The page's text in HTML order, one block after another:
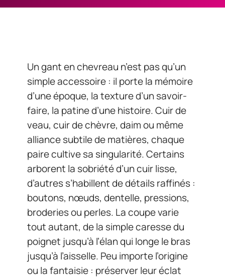
Un gant en chevreau n’est pas qu’un
simple accessoire : il porte la mémoire
d’une époque, la texture d’un savoir-
faire, la patine d’une histoire. Cuir de
veau, cuir de chèvre, daim ou même
alliance subtile de matières, chaque
paire cultive sa singularité. Certains
arborent la sobriété d’un cuir lisse,
d’autres s’habillent de détails raffinés :
boutons, nœuds, dentelle, pressions,
broderies ou perles. La coupe varie
tout autant, de la simple caresse du
poignet jusqu’à l’élan qui longe le bras
jusqu’à l’aisselle. Peu importe l’origine
ou la fantaisie : préserver leur éclat